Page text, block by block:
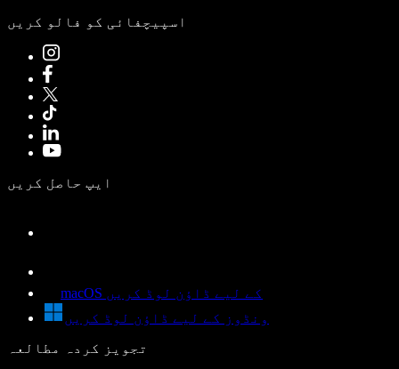
اسپیچفائی کو فالو کریں
ایپ حاصل کریں
macOS کے لیے ڈاؤن لوڈ کریں
ونڈوز کے لیے ڈاؤن لوڈ کریں
تجویز کردہ مطالعہ